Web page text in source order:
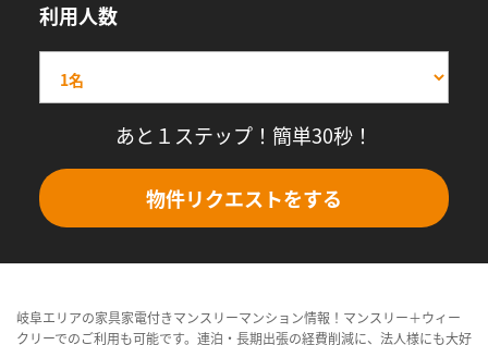
利用人数
あと１ステップ！簡単30秒！
物件リクエストをする
岐阜エリアの家具家電付きマンスリーマンション情報！マンスリー＋ウィー
クリーでのご利用も可能です。連泊・長期出張の経費削減に、法人様にも大好